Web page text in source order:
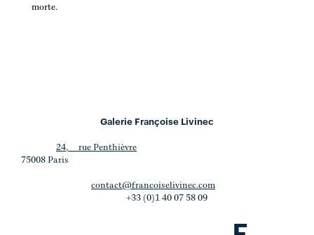
morte.
Galerie Françoise Livinec
24, rue Penthièvre
75008 Paris
contact@francoiselivinec.com
+33 (0)1 40 07 58 09